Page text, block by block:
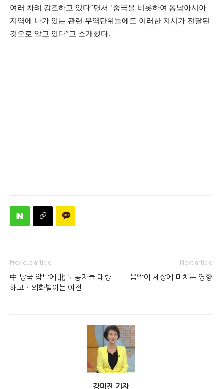
여러 차례 강조하고 있다”면서 “중국을 비롯하여 동남아시아
지역에 나가 있는 관련 무역단위들에도 이러한 지시가 전달된
것으로 알고 있다”고 소개했다.
Previous article
中 당국 압박에 北 노동자들 대량
해고…외화벌이는 여전
Next article
음악이 세상에 미치는 영향
강미진 기자